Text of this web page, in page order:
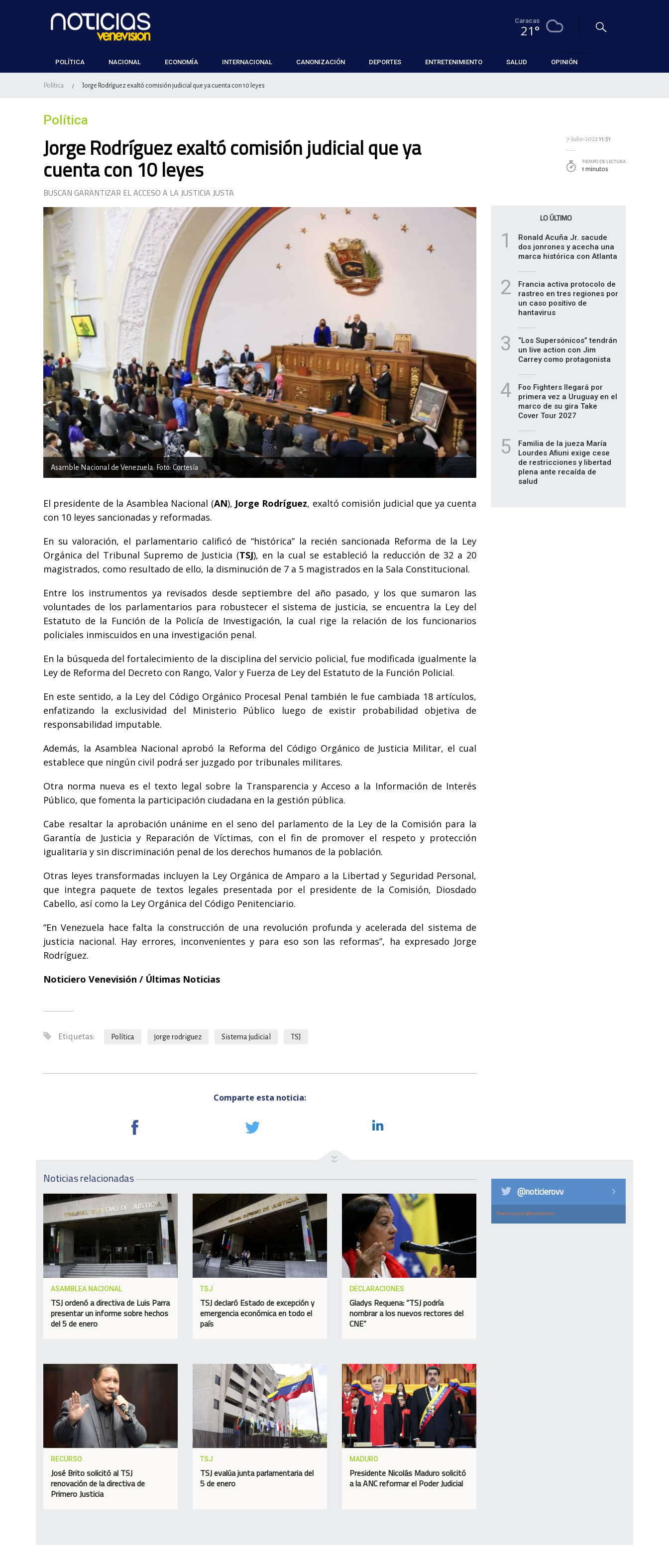
Caracas
21°
POLÍTICA NACIONAL ECONOMÍA INTERNACIONAL CANONIZACIÓN DEPORTES ENTRETENIMIENTO SALUD OPINIÓN
Política / Jorge Rodríguez exaltó comisión judicial que ya cuenta con 10 leyes
Política
Jorge Rodríguez exaltó comisión judicial que ya
cuenta con 10 leyes
BUSCAN GARANTIZAR EL ACCESO A LA JUSTICIA JUSTA
Asamble Nacional de Venezuela. Foto: Cortesía
El presidente de la Asamblea Nacional (AN), Jorge Rodríguez, exaltó comisión judicial que ya cuenta
con 10 leyes sancionadas y reformadas.
En su valoración, el parlamentario calificó de “histórica” la recién sancionada Reforma de la Ley
Orgánica del Tribunal Supremo de Justicia (TSJ), en la cual se estableció la reducción de 32 a 20
magistrados, como resultado de ello, la disminución de 7 a 5 magistrados en la Sala Constitucional.
Entre los instrumentos ya revisados desde septiembre del año pasado, y los que sumaron las
voluntades de los parlamentarios para robustecer el sistema de justicia, se encuentra la Ley del
Estatuto de la Función de la Policía de Investigación, la cual rige la relación de los funcionarios
policiales inmiscuidos en una investigación penal.
En la búsqueda del fortalecimiento de la disciplina del servicio policial, fue modificada igualmente la
Ley de Reforma del Decreto con Rango, Valor y Fuerza de Ley del Estatuto de la Función Policial.
En este sentido, a la Ley del Código Orgánico Procesal Penal también le fue cambiada 18 artículos,
enfatizando la exclusividad del Ministerio Público luego de existir probabilidad objetiva de
responsabilidad imputable.
Además, la Asamblea Nacional aprobó la Reforma del Código Orgánico de Justicia Militar, el cual
establece que ningún civil podrá ser juzgado por tribunales militares.
Otra norma nueva es el texto legal sobre la Transparencia y Acceso a la Información de Interés
Público, que fomenta la participación ciudadana en la gestión pública.
Cabe resaltar la aprobación unánime en el seno del parlamento de la Ley de la Comisión para la
Garantía de Justicia y Reparación de Víctimas, con el fin de promover el respeto y protección
igualitaria y sin discriminación penal de los derechos humanos de la población.
Otras leyes transformadas incluyen la Ley Orgánica de Amparo a la Libertad y Seguridad Personal,
que integra paquete de textos legales presentada por el presidente de la Comisión, Diosdado
Cabello, así como la Ley Orgánica del Código Penitenciario.
“En Venezuela hace falta la construcción de una revolución profunda y acelerada del sistema de
justicia nacional. Hay errores, inconvenientes y para eso son las reformas”, ha expresado Jorge
Rodríguez.
Noticiero Venevisión / Últimas Noticias
Etiquetas: Política jorge rodriguez Sistema judicial TSJ
Comparte esta noticia:
7-Julio-202211:51
TIEMPO DE LECTURA
1 minutos
LO ÚLTIMO
1
Ronald Acuña Jr. sacude
dos jonrones y acecha una
marca histórica con Atlanta
2
Francia activa protocolo de
rastreo en tres regiones por
un caso positivo de
hantavirus
3
“Los Supersónicos” tendrán
un live action con Jim
Carrey como protagonista
4
Foo Fighters llegará por
primera vez a Uruguay en el
marco de su gira Take
Cover Tour 2027
5
Familia de la jueza María
Lourdes Afiuni exige cese
de restricciones y libertad
plena ante recaída de
salud
Noticias relacionadas
ASAMBLEA NACIONAL
TSJ ordenó a directiva de Luis Parra
presentar un informe sobre hechos
del 5 de enero
TSJ
TSJ declaró Estado de excepción y
emergencia económica en todo el
país
DECLARACIONES
Gladys Requena: “TSJ podría
nombrar a los nuevos rectores del
CNE”
RECURSO
José Brito solicitó al TSJ
renovación de la directiva de
Primero Justicia
TSJ
TSJ evalúa junta parlamentaria del
5 de enero
MADURO
Presidente Nicolás Maduro solicitó
a la ANC reformar el Poder Judicial
@noticierovv
Tweets por el @noticierovv.